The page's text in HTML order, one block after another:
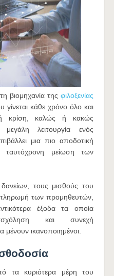
βιομηχανία της φιλοξενίας
γίνεται κάθε χρόνο όλο και
κρίση, καλώς ή κακώς
λειτουργία ενός
μια πιο αποδοτική
ταυτόχρονη μείωση των
τους μισθούς του
των προμηθευτών,
έξοδα τα οποία
και συνεχή
ικανοποιημένοι.
τα κυριότερα μέρη του